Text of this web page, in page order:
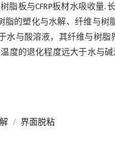
板与CFRP板材水吸收量.
脂的塑化与水解、纤维与
水与酸溶液，其纤维与树
度的退化程度远大于水与
/ 界面脱粘